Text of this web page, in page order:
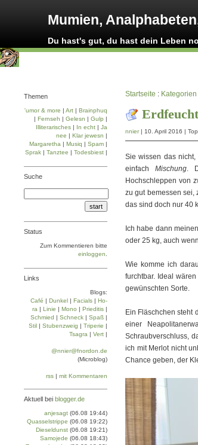
Mumien,
Du hast's gut, du hast dein Leben
Startseite : Kategorien
Erdfeucht
nnier| 10. April 2016 |
Sie wissen das nicht,
einfach Mischung.
Hochschleppen von
zu gut bemessen sei,
das sind doch nur 40
Ich habe dann
oder 25 kg, auch
Wie komme ich
furchtbar. Ideal wären
gewünschten Sorte.
Ein Fläschchen steht
einer
Schraubverschluss,
ich mit Merlot nicht
Chance geben, der
Themen
'umor & more | Art | Brainphuq
| Fernseh | Gelesn | Gulp |
Illiterarisches | In echt | Ja
nee | Klar jewesn |
Margaretha | Musiq | Spam |
Sprak | Tanztee | Todesbiest |
Suche
Status
Zum Kommentieren bitte
einloggen
Links
Blogs:
Café | Dun­kel | Facials | Ho­
ra | Linie | Mo­no | Prie­di­tis |
Schmied | Schneck | Spaß |
Stil | Stu­ben­zweig | Tri­pe­rie |
Tsa­gra | Vert |
@nnier@fnordon.de
(Microblog)
rss | mit Kommentaren
Aktuell bei blogger.de
anjesagt (06.08 19:44)
Quasselstrippe (06.08 19:22)
Dieseldunst (06.08 19:21)
Samojede (06.08 18:43)